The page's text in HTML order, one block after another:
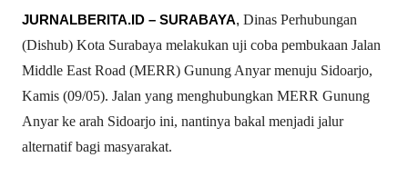
JURNALBERITA.ID – SURABAYA, Dinas Perhubungan
(Dishub) Kota Surabaya melakukan uji coba pembukaan Jalan
Middle East Road (MERR) Gunung Anyar menuju Sidoarjo,
Kamis (09/05). Jalan yang menghubungkan MERR Gunung
Anyar ke arah Sidoarjo ini, nantinya bakal menjadi jalur
alternatif bagi masyarakat.